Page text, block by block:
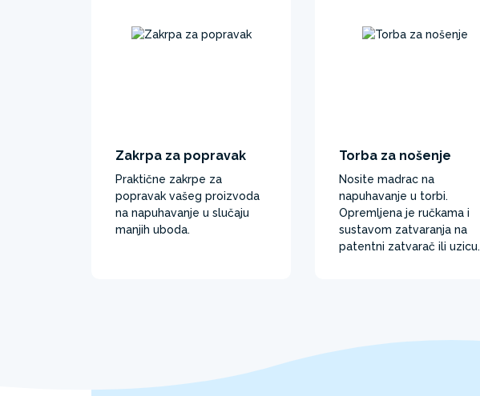
Zakrpa za popravak
Praktične zakrpe za
popravak vašeg proizvoda
na napuhavanje u slučaju
manjih uboda.
Torba za nošenje
Nosite madrac na
napuhavanje u torbi.
Opremljena je ručkama i
sustavom zatvaranja na
patentni zatvarač ili uzicu.